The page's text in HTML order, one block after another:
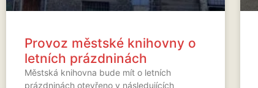
Provoz městské knihovny o
letních prázdninách
Městská knihovna bude mít o letních
prázdninách otevřeno v následujících